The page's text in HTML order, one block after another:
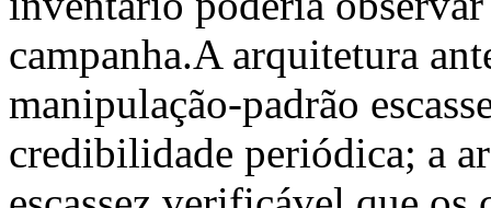
campanha.A arquitetura
manipulação-padrão
credibilidade periódica; a